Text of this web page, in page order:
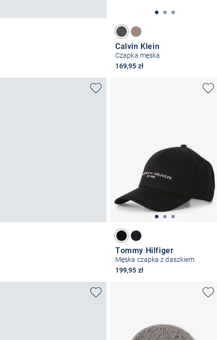
Calvin Klein
Czapka męska
169,95 zł
Tommy Hilfiger
Męska czapka z daszkiem
199,95 zł